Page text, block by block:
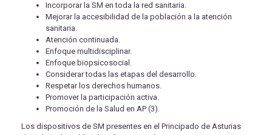
Incorporar la SM en toda la red sanitaria.
Mejorar la accesibilidad de la población a la atención
sanitaria.
Atención continuada.
Enfoque multidisciplinar.
Enfoque biopsicosocial.
Considerar todas las etapas del desarrollo.
Respetar los derechos humanos.
Promover la participación activa.
Promoción de la Salud en AP (3).
Los dispositivos de SM presentes en el Principado de Asturias